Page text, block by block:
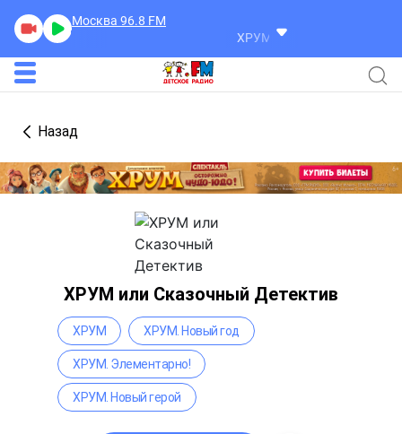
Москва 96.8 FM
ХРУМ или Сказочный
Назад
ХРУМ или Сказочный Детектив
ХРУМ ХРУМ. Новый год
ХРУМ. Элементарно!
ХРУМ. Новый герой